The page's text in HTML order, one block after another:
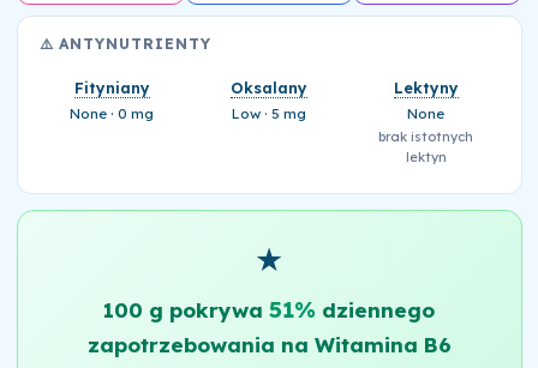
⚠️ ANTYNUTRIENTY
Fityniany
None · 0 mg
Oksalany
Low · 5 mg
Lektyny
None
brak istotnych
lektyn
★
100 g pokrywa 51% dziennego
zapotrzebowania na Witamina B6